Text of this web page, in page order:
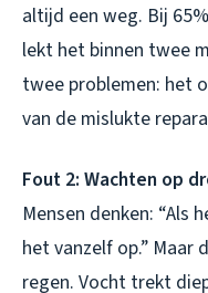
altijd een weg. Bij
lekt het binnen twee
twee problemen: het
van de mislukte
Fout 2: Wachten op
Mensen denken:
het vanzelf op.” Maar
regen. Vocht trekt